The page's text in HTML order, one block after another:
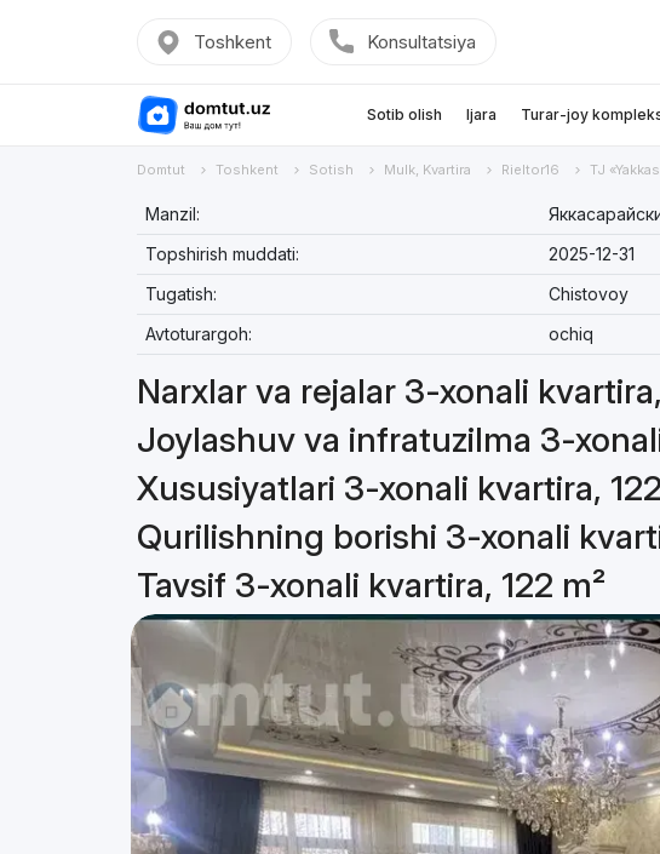
Toshkent Konsultatsiya
Sotib olish Ijara Turar-joy
Domtut Toshkent Sotish Mulk, Kvartira Rieltor16 TJ
Manzil:
Topshirish muddati:
2025-12-31
Tugatish:
Chistovoy
Avtoturargoh:
ochiq
Narxlar va rejalar 3-xonali
Joylashuv va infratuzilma 3-
Xususiyatlari 3-xonali kvartira,
Qurilishning borishi 3-xonali
Tavsif 3-xonali kvartira, 122 m²